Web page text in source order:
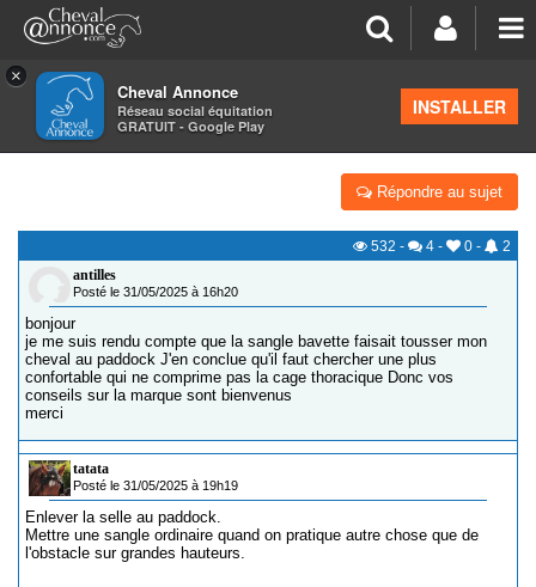
×
Cheval Annonce
Réseau social équitation
GRATUIT - Google Play
INSTALLER
>Équipements
SANGLE BAVETTE
Répondre au sujet
532 - 4 - 0 -
2
antilles
Posté le 31/05/2025 à 16h20
bonjour
je me suis rendu compte que la sangle bavette faisait tousser mon
cheval au paddock J'en conclue qu'il faut chercher une plus
confortable qui ne comprime pas la cage thoracique Donc vos
conseils sur la marque sont bienvenus
merci
tatata
Posté le 31/05/2025 à 19h19
Enlever la selle au paddock.
Mettre une sangle ordinaire quand on pratique autre chose que de
l'obstacle sur grandes hauteurs.